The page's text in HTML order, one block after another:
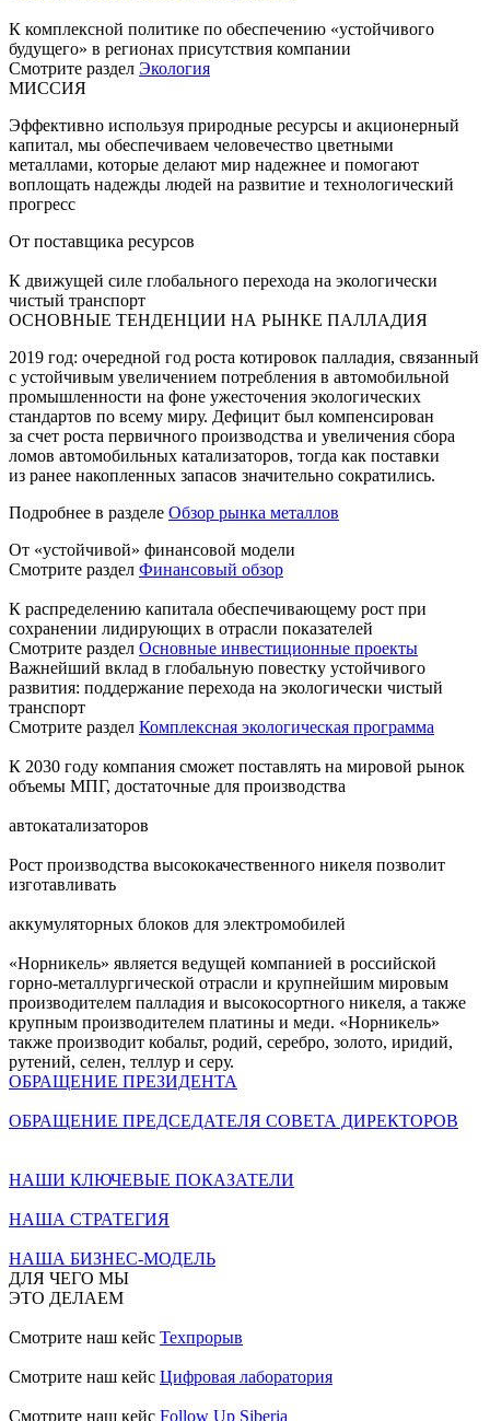
К комплексной политике по обеспечению «устойчивого
будущего» в регионах присутствия компании
Смотрите раздел Экология
МИССИЯ
Эффективно используя природные ресурсы и акционерный
капитал, мы обеспечиваем человечество цветными
металлами, которые делают мир надежнее и помогают
воплощать надежды людей на развитие и технологический
прогресс
От поставщика ресурсов
К движущей силе глобального перехода на экологически
чистый транспорт
ОСНОВНЫЕ ТЕНДЕНЦИИ НА РЫНКЕ ПАЛЛАДИЯ
2019 год: очередной год роста котировок палладия, связанный
с устойчивым увеличением потребления в автомобильной
промышленности на фоне ужесточения экологических
стандартов по всему миру. Дефицит был компенсирован
за счет роста первичного производства и увеличения сбора
ломов автомобильных катализаторов, тогда как поставки
из ранее накопленных запасов значительно сократились.
Подробнее в разделе Обзор рынка металлов
От «устойчивой» финансовой модели
Смотрите раздел Финансовый обзор
К распределению капитала обеспечивающему рост при
сохранении лидирующих в отрасли показателей
Смотрите раздел Основные инвестиционные проекты
Важнейший вклад в глобальную повестку устойчивого
развития: поддержание перехода на экологически чистый
транспорт
Смотрите раздел Комплексная экологическая программа
К 2030 году компания сможет поставлять на мировой рынок
объемы МПГ, достаточные для производства
автокатализаторов
Рост производства высококачественного никеля позволит
изготавливать
аккумуляторных блоков для электромобилей
«Норникель» является ведущей компанией в российской
горно-металлургической отрасли и крупнейшим мировым
производителем палладия и высокосортного никеля, а также
крупным производителем платины и меди. «Норникель»
также производит кобальт, родий, серебро, золото, иридий,
рутений, селен, теллур и серу.
ОБРАЩЕНИЕ ПРЕЗИДЕНТА
ОБРАЩЕНИЕ ПРЕДСЕДАТЕЛЯ СОВЕТА ДИРЕКТОРОВ
НАШИ КЛЮЧЕВЫЕ ПОКАЗАТЕЛИ
НАША СТРАТЕГИЯ
НАША БИЗНЕС-МОДЕЛЬ
ДЛЯ ЧЕГО МЫ
ЭТО ДЕЛАЕМ
Смотрите наш кейс Техпрорыв
Смотрите наш кейс Цифровая лаборатория
Смотрите наш кейс Follow Up Siberia